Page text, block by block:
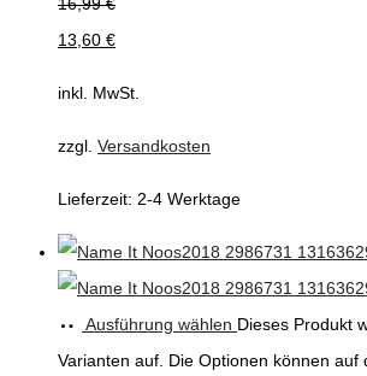
16,99€
13,60 €
inkl. MwSt.
zzgl. Versandkosten
Lieferzeit: 2-4 Werktage
Ausführung wählen Dieses Produkt
Varianten auf. Die Optionen können auf